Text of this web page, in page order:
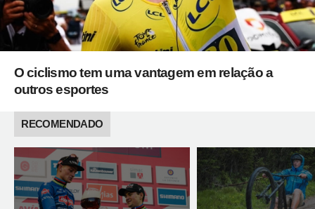
O ciclismo tem uma vantagem em relação a
outros esportes
RECOMENDADO